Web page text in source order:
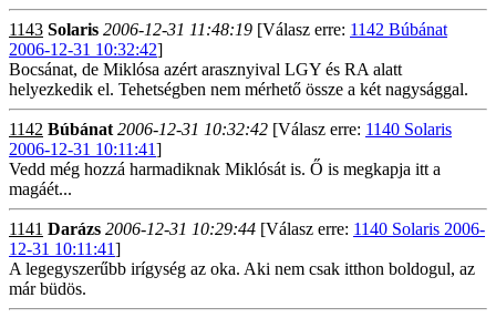
1143 Solaris 2006-12-31 11:48:19 [Válasz erre: 1142 Búbánat
2006-12-31 10:32:42]
Bocsánat, de Miklósa azért arasznyival LGY és RA alatt
helyezkedik el. Tehetségben nem mérhető össze a két nagysággal.
1142 Búbánat 2006-12-31 10:32:42 [Válasz erre: 1140 Solaris
2006-12-31 10:11:41]
Vedd még hozzá harmadiknak Miklósát is. Ő is megkapja itt a
magáét...
1141 Darázs 2006-12-31 10:29:44 [Válasz erre: 1140 Solaris 2006-
12-31 10:11:41]
A legegyszerűbb irígység az oka. Aki nem csak itthon boldogul, az
már büdös.